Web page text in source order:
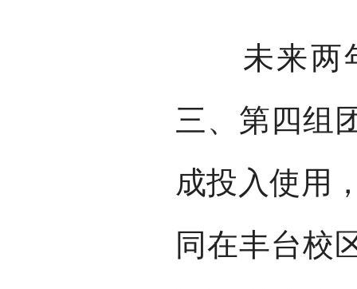
未来两年
三、第四组
成投入使用
同在丰台校